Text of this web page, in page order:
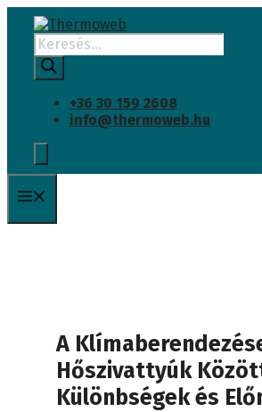
Kilépés
tartalomba
Products
search
+36 30 159 2608
info@thermoweb.hu
A
Hőszivattyúk
Különbségek és